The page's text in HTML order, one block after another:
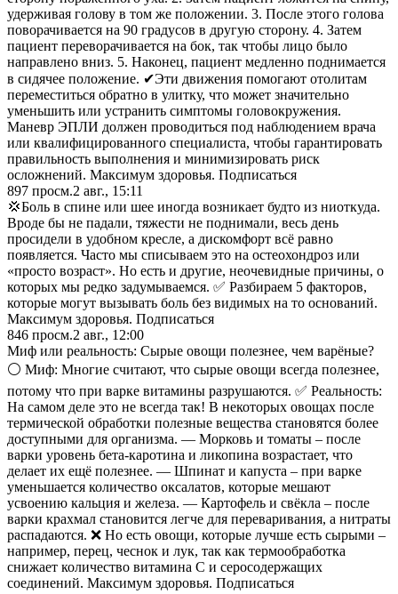
удерживая голову в том же положении. 3. После этого голова
поворачивается на 90 градусов в другую сторону. 4. Затем
пациент переворачивается на бок, так чтобы лицо было
направлено вниз. 5. Наконец, пациент медленно поднимается
в сидячее положение. ✔Эти движения помогают отолитам
переместиться обратно в улитку, что может значительно
уменьшить или устранить симптомы головокружения.
Маневр ЭПЛИ должен проводиться под наблюдением врача
или квалифицированного специалиста, чтобы гарантировать
правильность выполнения и минимизировать риск
осложнений. Максимум здоровья. Подписаться
897 просм.2 авг., 15:11
💢Боль в спине или шее иногда возникает будто из ниоткуда.
Вроде бы не падали, тяжести не поднимали, весь день
просидели в удобном кресле, а дискомфорт всё равно
появляется. Часто мы списываем это на остеохондроз или
«просто возраст». Но есть и другие, неочевидные причины, о
которых мы редко задумываемся. ✅ Разбираем 5 факторов,
которые могут вызывать боль без видимых на то оснований.
Максимум здоровья. Подписаться
846 просм.2 авг., 12:00
Миф или реальность: Сырые овощи полезнее, чем варёные?
⚪️ Миф: Многие считают, что сырые овощи всегда полезнее,
потому что при варке витамины разрушаются. ✅ Реальность:
На самом деле это не всегда так! В некоторых овощах после
термической обработки полезные вещества становятся более
доступными для организма. — Морковь и томаты – после
варки уровень бета-каротина и ликопина возрастает, что
делает их ещё полезнее. — Шпинат и капуста – при варке
уменьшается количество оксалатов, которые мешают
усвоению кальция и железа. — Картофель и свёкла – после
варки крахмал становится легче для переваривания, а нитраты
распадаются. ❌ Но есть овощи, которые лучше есть сырыми –
например, перец, чеснок и лук, так как термообработка
снижает количество витамина С и серосодержащих
соединений. Максимум здоровья. Подписаться